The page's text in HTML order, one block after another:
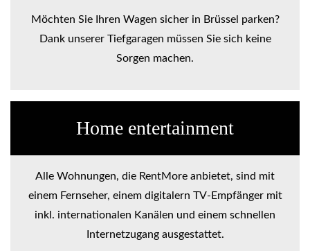
Möchten Sie Ihren Wagen sicher in Brüssel parken?
Dank unserer Tiefgaragen müssen Sie sich keine
Sorgen machen.
Home entertainment
Alle Wohnungen, die RentMore anbietet, sind mit
einem Fernseher, einem digitalern TV-Empfänger mit
inkl. internationalen Kanälen und einem schnellen
Internetzugang ausgestattet.